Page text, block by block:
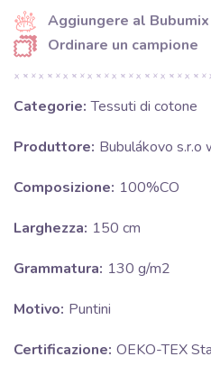
Aggiungere al Bubumix
Ordinare un campione
Categorie: Tessuti di cotone
Produttore: Bubulákovo s.r.o
Composizione: 100%CO
Larghezza: 150 cm
Grammatura: 130 g/m2
Motivo: Puntini
Certificazione: OEKO-TEX